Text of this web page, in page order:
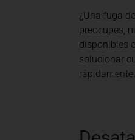
¿Una fuga
preocupes,
disponibles
solucionar
rápidamente.